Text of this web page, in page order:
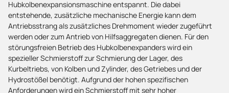
Hubkolbenexpansionsmaschine entspannt. Die dabei
entstehende, zusätzliche mechanische Energie kann dem
Antriebsstrang als zusätzliches Drehmoment wieder zugeführt
werden oder zum Antrieb von Hilfsaggregaten dienen. Für den
störungsfreien Betrieb des Hubkolbenexpanders wird ein
spezieller Schmierstoff zur Schmierung der Lager, des
Kurbeltriebs, von Kolben und Zylinder, des Getriebes und der
Hydrostößel benötigt. Aufgrund der hohen spezifischen
Anforderungen wird ein Schmierstoff mit sehr hoher